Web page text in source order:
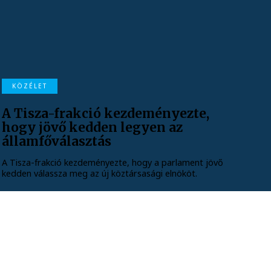
KÖZÉLET
A Tisza-frakció kezdeményezte,
hogy jövő kedden legyen az
államfőválasztás
A Tisza-frakció kezdeményezte, hogy a parlament jövő
kedden válassza meg az új köztársasági elnököt.